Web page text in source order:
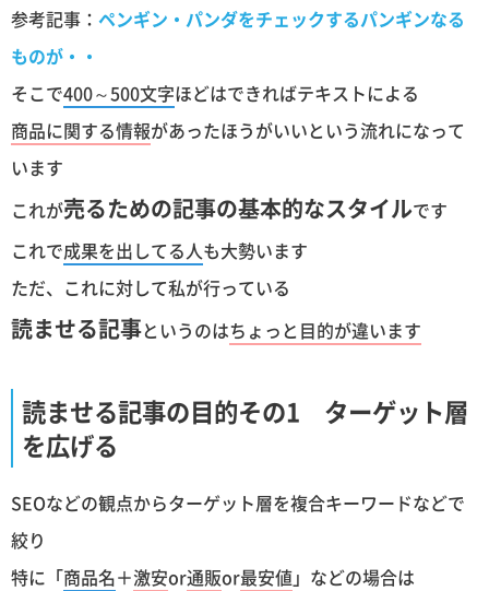
参考記事： ペンギン・パンダをチェックするパンギンなる
ものが・・
そこで400～500文字ほどはできればテキストによる
商品に関する情報があったほうがいいという流れになって
います
これが売るための記事の基本的なスタイルです
これで成果を出してる人も大勢います
ただ、これに対して私が行っている
読ませる記事というのはちょっと目的が違います
読ませる記事の目的その1 ターゲット層
を広げる
SEOなどの観点からターゲット層を複合キーワードなどで
絞り
特に「商品名＋激安or通販or最安値」などの場合は